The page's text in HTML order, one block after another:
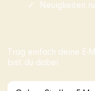
Neuigkeiten
Trag einfach deine E-
bist du dabei